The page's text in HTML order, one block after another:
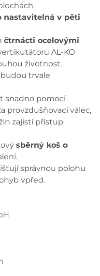
nastavitelná v pěti
čtrnácti ocelovými
AL-KO
životnost.
budou trvale
snadno pomocí
provzdušňovací válec,
zajistí přístup
sběrný koš o
správnou polohu
vpřed.